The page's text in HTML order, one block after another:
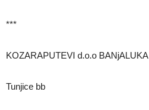
***
KOZARAPUTEVI d.o.o BANjALUKA
Tunjice bb